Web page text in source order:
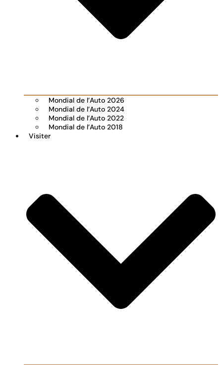
Mondial de l’Auto 2026
Mondial de l’Auto 2024
Mondial de l’Auto 2022
Mondial de l’Auto 2018
Visiter